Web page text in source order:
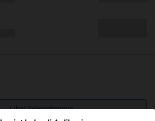
Lihat Selengkapnya